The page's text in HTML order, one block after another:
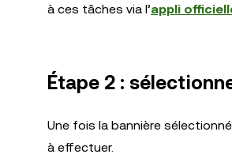
à ces tâches via l’appli
Étape 2 :
Une fois la bannière
à effectuer.